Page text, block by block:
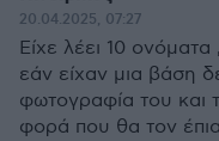
20.04.2025, 07:27
Είχε λέει 10
εάν είχαν μια βάση
φωτογραφία του και
φορά που θα τον